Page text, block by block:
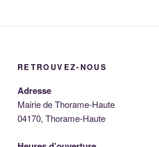
RETROUVEZ-NOUS
Adresse
Mairie de Thorame-Haute
04170, Thorame-Haute